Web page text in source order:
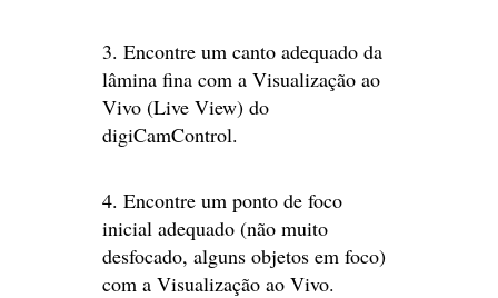
3. Encontre um canto adequado da
lâmina fina com a Visualização ao
Vivo (Live View) do
digiCamControl.
4. Encontre um ponto de foco
inicial adequado (não muito
desfocado, alguns objetos em foco)
com a Visualização ao Vivo.